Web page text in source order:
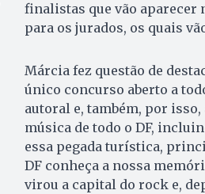
finalistas que vão aparecer
para os jurados, os quais
Márcia fez questão de
único concurso aberto a
autoral e, também, por
música de todo o DF,
essa pegada turística,
DF conheça a nossa
virou a capital do rock e,